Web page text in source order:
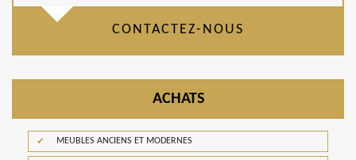
CONTACTEZ-NOUS
ACHATS
MEUBLES ANCIENS ET MODERNES